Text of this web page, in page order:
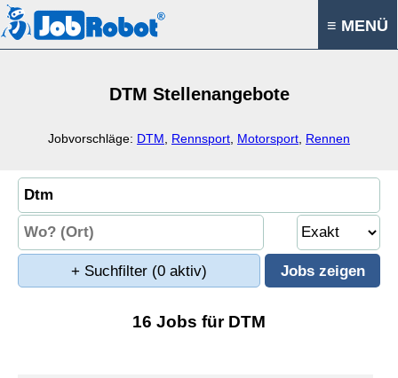
≡ MENÜ
DTM Stellenangebote
Jobvorschläge: DTM Rennsport Motorsport Rennen
+ Suchfilter (0 aktiv)
16 Jobs für DTM